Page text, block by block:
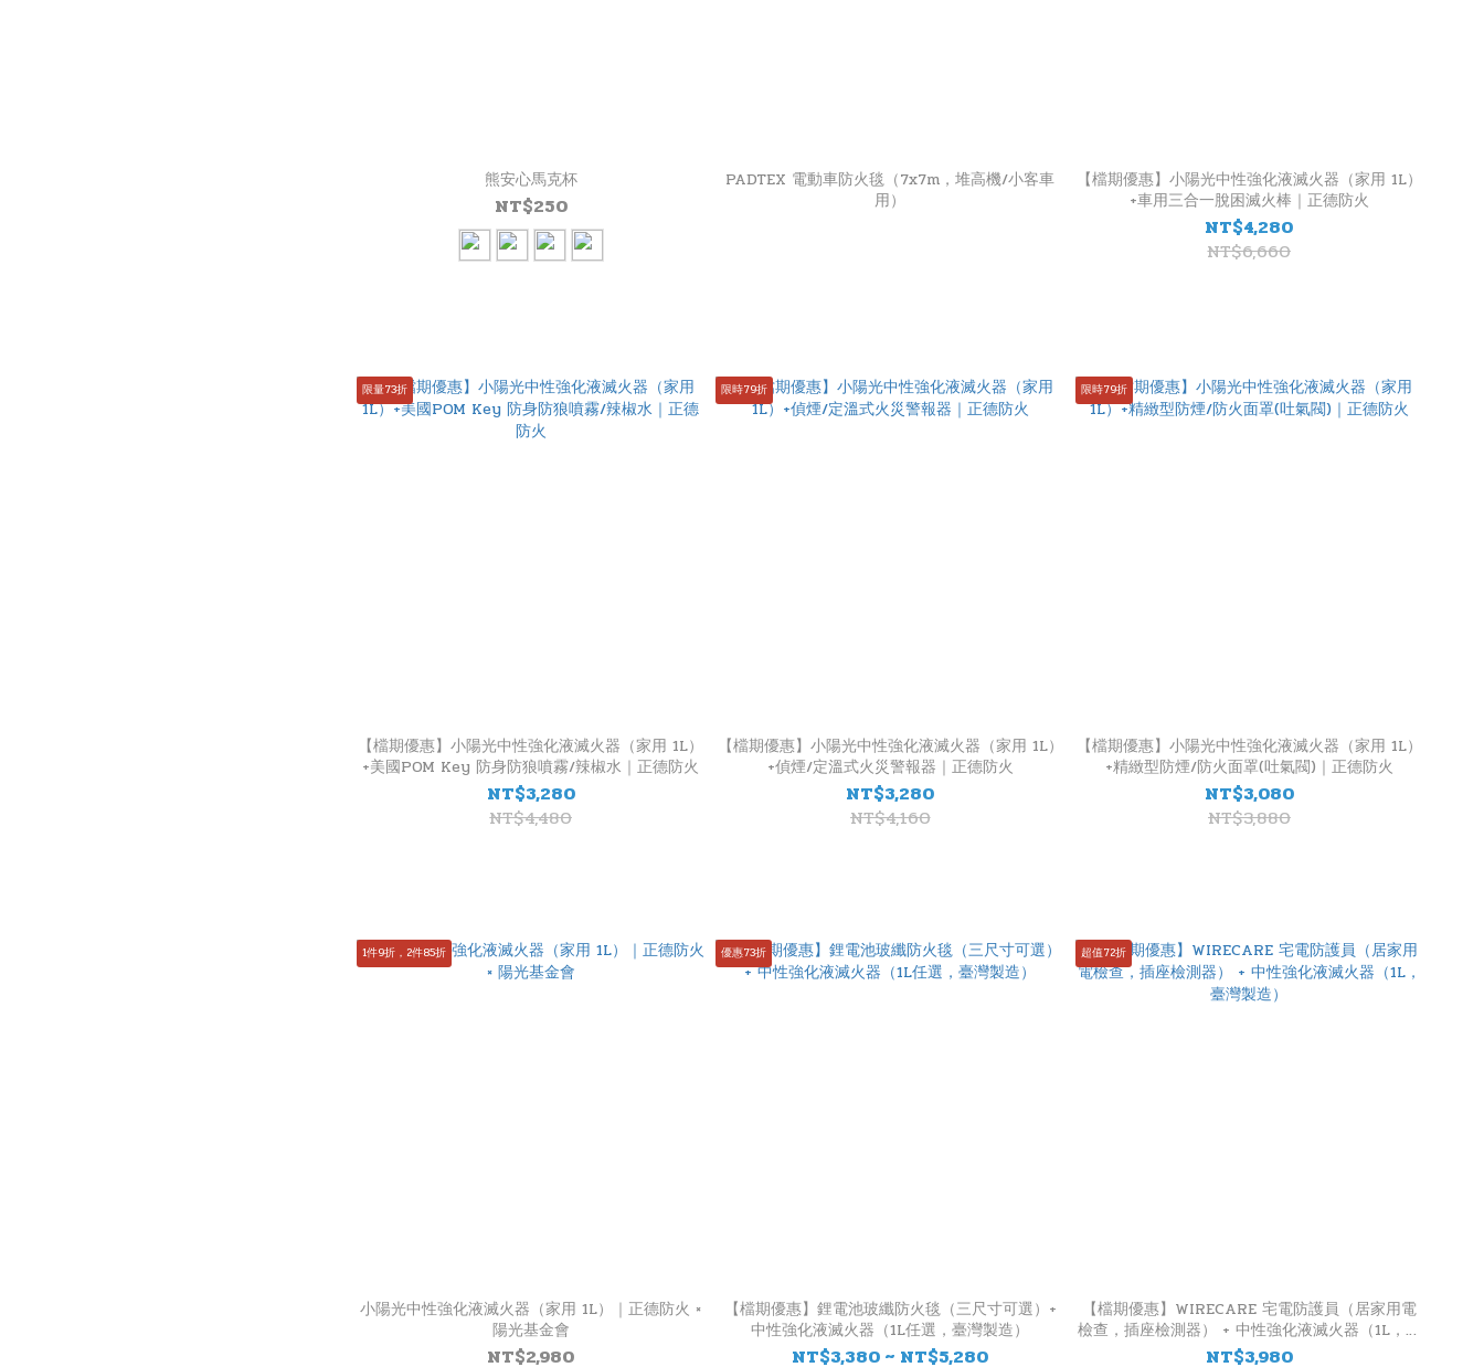
熊安心馬克杯
NT$250
PADTEX 電動車防火毯（7x7m，堆高機/小客車
用）
【檔期優惠】小陽光中性強化液滅火器（家用 1L）
+車用三合一脫困滅火棒｜正德防火
NT$4,280
NT$6,660
限量73折
【檔期優惠】小陽光中性強化液滅火器（家用 1L）
+美國POM Key 防身防狼噴霧/辣椒水｜正德防火
NT$3,280
NT$4,480
限時79折
【檔期優惠】小陽光中性強化液滅火器（家用 1L）
+偵煙/定溫式火災警報器｜正德防火
NT$3,280
NT$4,160
限時79折
【檔期優惠】小陽光中性強化液滅火器（家用 1L）
+精緻型防煙/防火面罩(吐氣閥)｜正德防火
NT$3,080
NT$3,880
1件9折，2件85折
小陽光中性強化液滅火器（家用 1L）｜正德防火 ×
陽光基金會
NT$2,980
優惠73折
【檔期優惠】鋰電池玻纖防火毯（三尺寸可選）+
中性強化液滅火器（1L任選，臺灣製造）
NT$3,380 ~ NT$5,280
超值72折
【檔期優惠】WIRECARE 宅電防護員（居家用電
檢查，插座檢測器） + 中性強化液滅火器（1L，臺
灣製造）
NT$3,980